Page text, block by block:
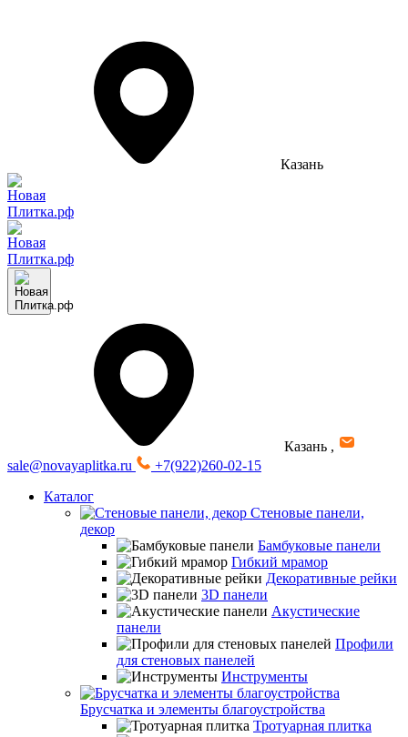
Казань
Казань ,
sale@novayaplitka.ru
+7(922)260-02-15
Каталог
Стеновые панели,
декор
Бамбуковые панели
Гибкий мрамор
Декоративные рейки
3D панели
Акустические
панели
Профили
для стеновых панелей
Инструменты
Брусчатка и элементы благоустройства
Тротуарная плитка